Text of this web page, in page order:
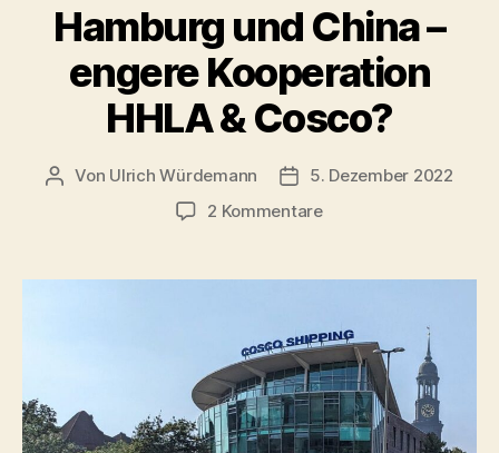
Hamburg und China –
engere Kooperation
HHLA & Cosco?
Beitragsautor
Von Ulrich Würdemann Beitragsdatum
5. Dezember 2022
2 Kommentarezu
China
engere
Kooperation
HHLA
&
Cosco?